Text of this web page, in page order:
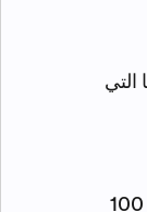
طلاب من أكثر من 100